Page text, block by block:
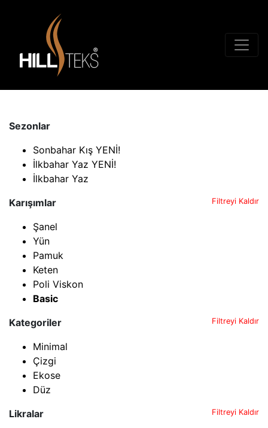
Sezonlar
Sonbahar Kış YENİ!
İlkbahar Yaz YENİ!
İlkbahar Yaz
Karışımlar
Filtreyi Kaldır
Şanel
Yün
Pamuk
Keten
Poli Viskon
Basic
Kategoriler
Filtreyi Kaldır
Minimal
Çizgi
Ekose
Düz
Likralar
Filtreyi Kaldır